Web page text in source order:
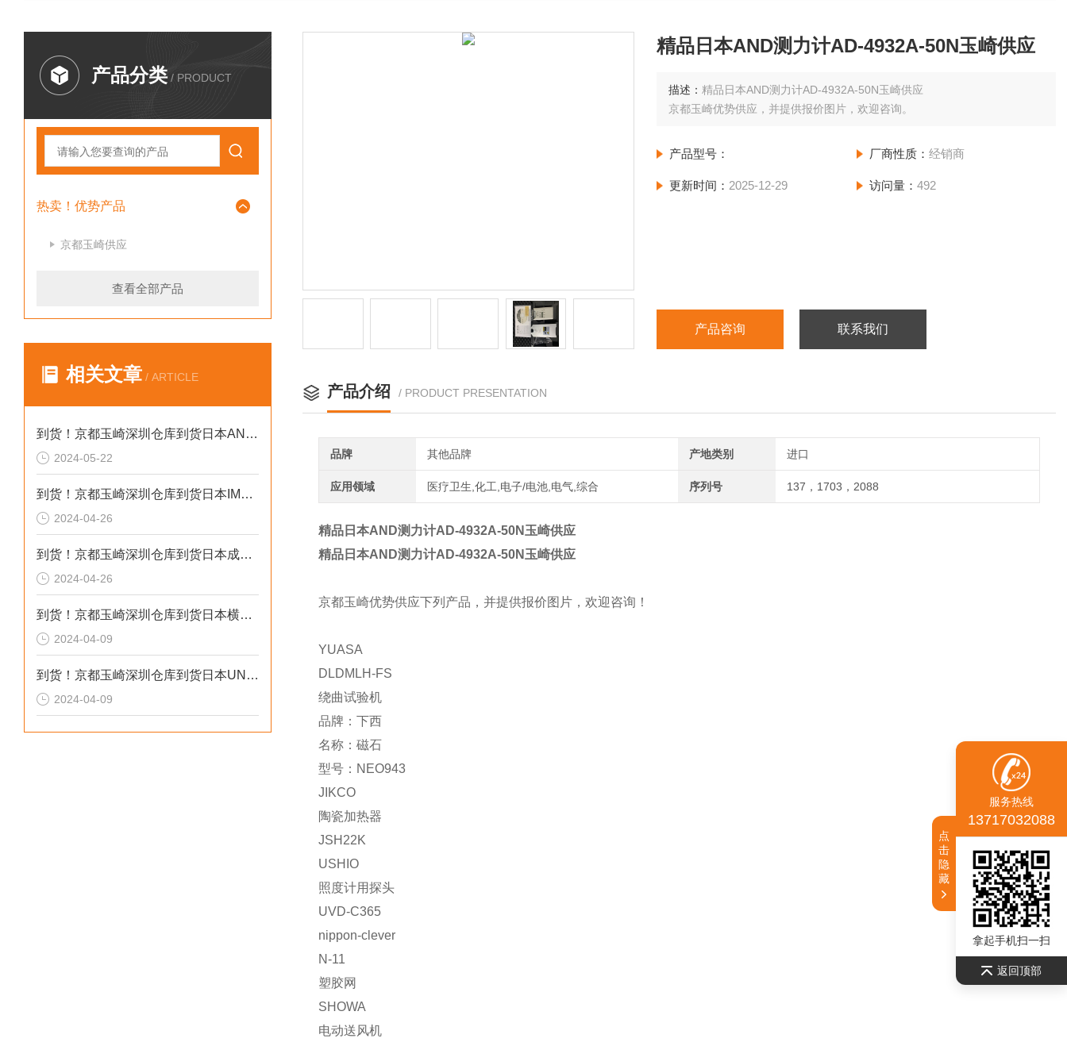
产品分类 / PRODUCT
热卖！优势产品
京都玉崎供应
查看全部产品
相关文章 / ARTICLE
到货！京都玉崎深圳仓库到货日本AND 电子秤HV-60KCEP
2024-05-22
到货！京都玉崎深圳仓库到货日本IMADA 推拉力计 DST-20N
2024-04-26
到货！京都玉崎深圳仓库到货日本成茂锻针仪MF2
2024-04-26
到货！京都玉崎深圳仓库到货日本横河 电导率仪传感器 SC8SG-R31-T-305-P1-A
2024-04-09
到货！京都玉崎深圳仓库到货日本UNITTA音波式皮带张力计U-550替换U-508
2024-04-09
精品日本AND测力计AD-4932A-50N玉崎供应
描述： 精品日本AND测力计AD-4932A-50N玉崎供应
京都玉崎优势供应，并提供报价图片，欢迎咨询。
产品型号： 厂商性质： 经销商
更新时间： 2025-12-29 访问量： 492
产品咨询 联系我们
产品介绍 / PRODUCT PRESENTATION
品牌 其他品牌 产地类别 进口
应用领域 医疗卫生,化工,电子/电池,电气,综合 序列号 137，1703，2088
精品日本AND测力计AD-4932A-50N玉崎供应
精品日本AND测力计AD-4932A-50N玉崎供应
京都玉崎优势供应下列产品，并提供报价图片，欢迎咨询！
YUASA
DLDMLH-FS
绕曲试验机
品牌：下西
名称：磁石
型号：NEO943
JIKCO
陶瓷加热器
JSH22K
USHIO
照度计用探头
UVD-C365
nippon-clever
N-11
塑胶网
SHOWA
电动送风机
服务热线
13717032088
拿起手机扫一扫
返回顶部
点
击
隐
藏